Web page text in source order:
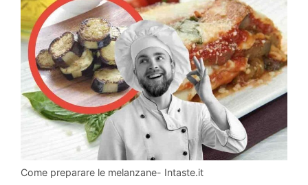
Come preparare le melanzane- Intaste.it